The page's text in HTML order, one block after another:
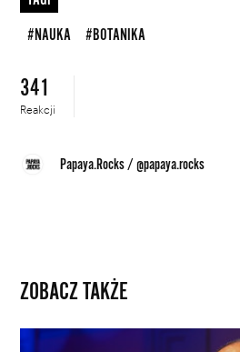
#NAUKA #BOTANIKA
341
Reakcji
Papaya.Rocks /@papaya.rocks
ZOBACZ TAKŻE
„Za